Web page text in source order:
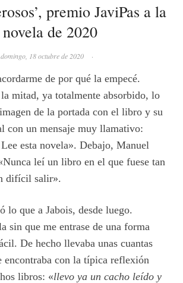
premio JaviPas a la
novela de 2020
domingo, 18 octubre de 2020 ·
de por qué la empecé.
mitad, ya totalmente absorbido, lo
de la portada con el libro y su
con un mensaje muy llamativo:
esta novela». Debajo, Manuel
leí un libro en el que fuese tan
difícil salir».
lo que a Jabois, desde luego.
sin que me entrase de una forma
De hecho llevaba unas cuantas
encontraba con la típica reflexión
libros: «llevo ya un cacho leído y